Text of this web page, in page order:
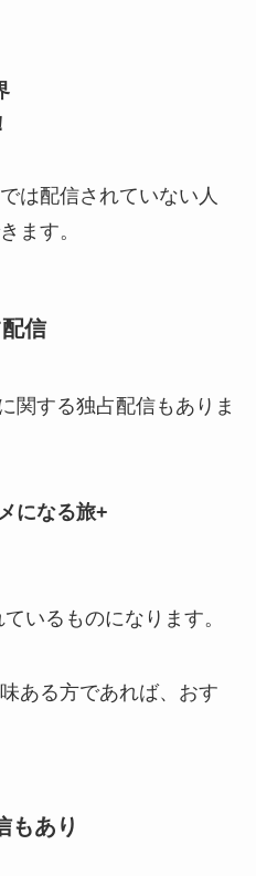
は配信されていない人
ます。
信
関する独占配信もありま
になる旅+
いるものになります。
ある方であれば、おす
もあり